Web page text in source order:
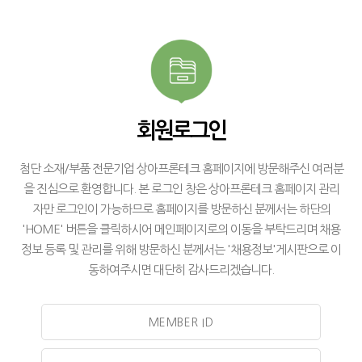
회원로그인
첨단 소재/부품 전문기업 상아프론테크 홈페이지에 방문해주신 여러분
을 진심으로 환영합니다. 본 로그인 창은 상아프론테크 홈페이지 관리
자만 로그인이 가능하므로 홈페이지를 방문하신 분께서는 하단의
'HOME' 버튼을 클릭하시어 메인페이지로의 이동을 부탁드리며 채용
정보 등록 및 관리를 위해 방문하신 분께서는 '채용정보'게시판으로 이
동하여주시면 대단히 감사드리겠습니다.